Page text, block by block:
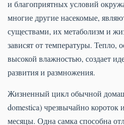
и благоприятных условий
многие другие насекомые,
существами, их метаболизм и
зависят от температуры. Тепло,
высокой влажностью, создает
развития и размножения.
Жизненный цикл обычной
domestica) чрезвычайно короток
месяцы. Одна самка способна